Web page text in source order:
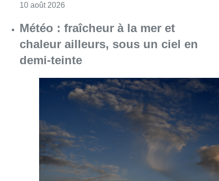
10 août 2026
Météo : fraîcheur à la mer et
chaleur ailleurs, sous un ciel en
demi-teinte